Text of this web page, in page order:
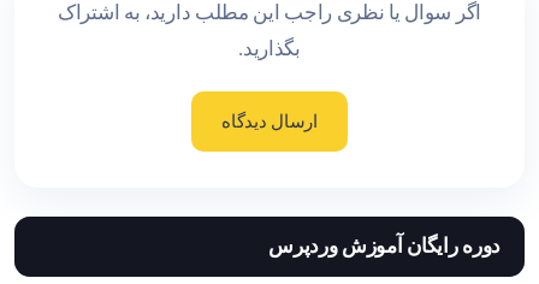
اگر سوال یا نظری راجب این مطلب دارید، به اشتراک
بگذارید.
ارسال دیدگاه
دوره رایگان آموزش وردپرس